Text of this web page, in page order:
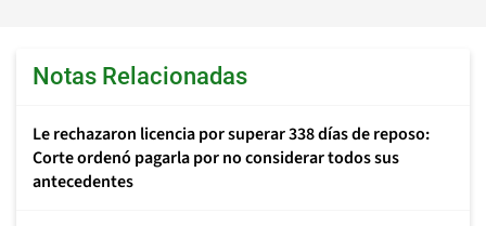
Notas Relacionadas
Le rechazaron licencia por superar 338 días de reposo:
Corte ordenó pagarla por no considerar todos sus
antecedentes